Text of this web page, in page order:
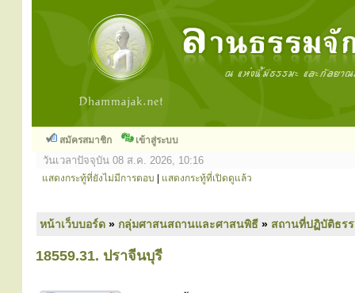
สมัครสมาชิก เข้าสู่ระบบ
วันเวลาปัจจุบัน 08 ส.ค. 2026, 10:16
แสดงกระทู้ที่ยังไม่มีการตอบ แสดงกระทู้ที่เปิดดูแล้ว
หน้าเว็บบอร์ด » กลุ่มศาสนสถานและศาสนพิธี » สถานที่ปฏิบัติธร
18559.31. ปราจีนบุรี